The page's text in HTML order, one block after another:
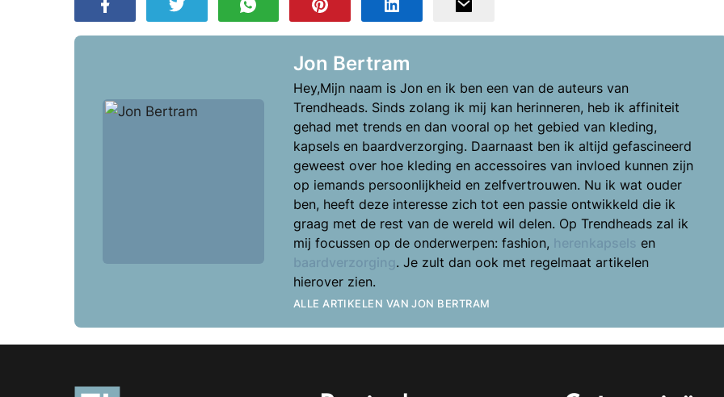
Jon Bertram
Hey,Mijn naam is Jon en ik ben een van de auteurs van
Trendheads. Sinds zolang ik mij kan herinneren, heb ik affiniteit
gehad met trends en dan vooral op het gebied van kleding,
kapsels en baardverzorging. Daarnaast ben ik altijd gefascineerd
geweest over hoe kleding en accessoires van invloed kunnen zijn
op iemands persoonlijkheid en zelfvertrouwen. Nu ik wat ouder
ben, heeft deze interesse zich tot een passie ontwikkeld die ik
graag met de rest van de wereld wil delen. Op Trendheads zal ik
mij focussen op de onderwerpen: fashion, herenkapsels en
baardverzorging. Je zult dan ook met regelmaat artikelen
hierover zien.
ALLE ARTIKELEN VANJON BERTRAM